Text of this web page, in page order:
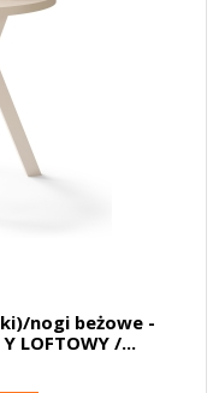
nogi beżowe -
LOFTOWY /...